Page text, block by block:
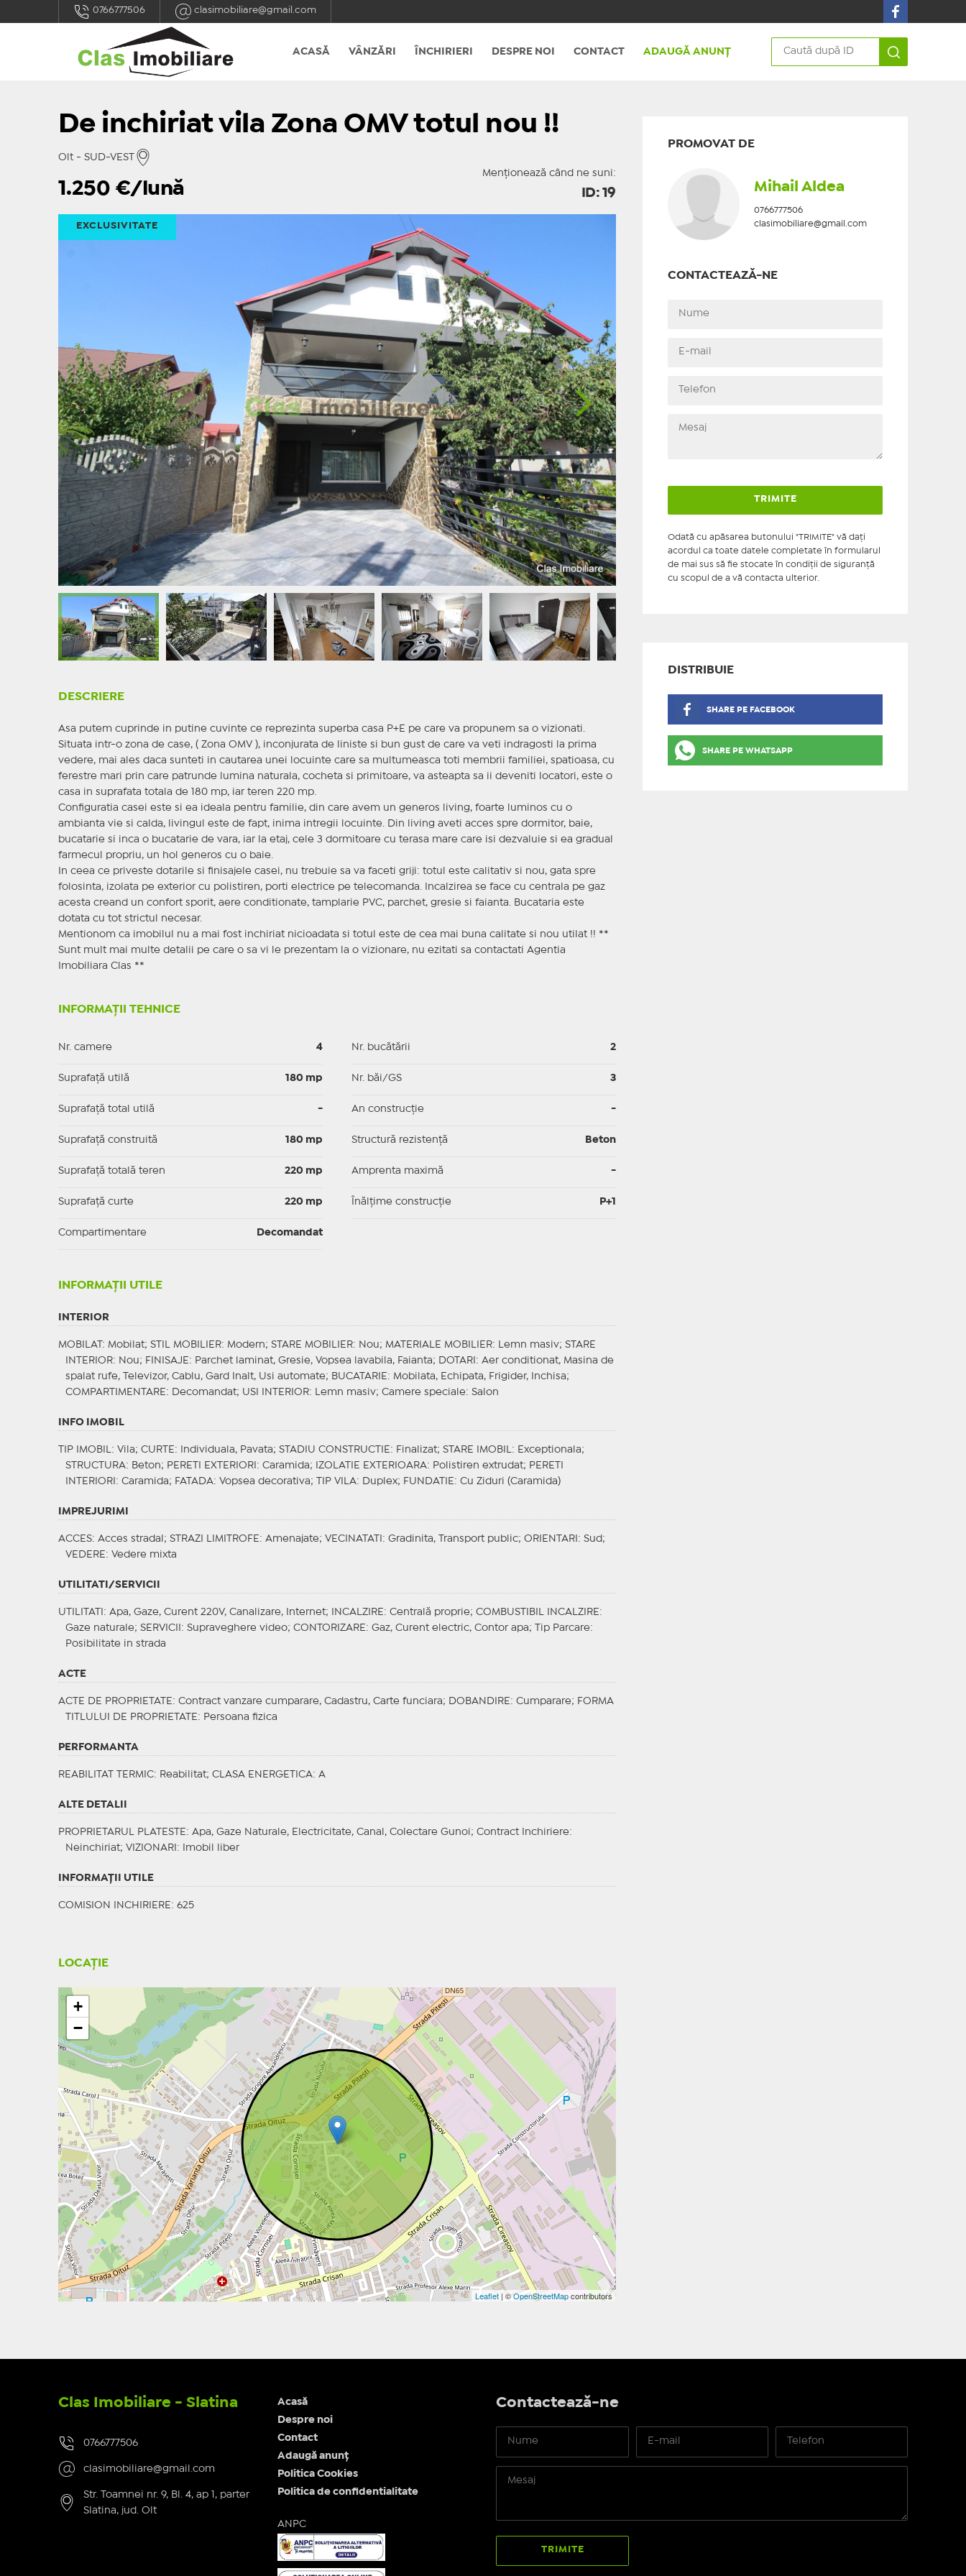
0766777506 clasimobiliare@gmail.com
ACASĂ VÂNZĂRI ÎNCHIRIERI DESPRE NOI CONTACT ADAUGĂ ANUNȚ
De inchiriat vila Zona OMV totul nou !!
Olt - SUD-VEST
Menționează când ne suni:
1.250 €/lună ID: 19
EXCLUSIVITATE
DESCRIERE
Asa putem cuprinde in putine cuvinte ce reprezinta superba casa P+E pe care va propunem sa o vizionati.
Situata intr-o zona de case, ( Zona OMV ), inconjurata de liniste si bun gust de care va veti indragosti la prima
vedere, mai ales daca sunteti in cautarea unei locuinte care sa multumeasca toti membrii familiei, spatioasa, cu
ferestre mari prin care patrunde lumina naturala, cocheta si primitoare, va asteapta sa ii deveniti locatori, este o
casa in suprafata totala de 180 mp, iar teren 220 mp.
Configuratia casei este si ea ideala pentru familie, din care avem un generos living, foarte luminos cu o
ambianta vie si calda, livingul este de fapt, inima intregii locuinte. Din living aveti acces spre dormitor, baie,
bucatarie si inca o bucatarie de vara, iar la etaj, cele 3 dormitoare cu terasa mare care isi dezvaluie si ea gradual
farmecul propriu, un hol generos cu o baie.
In ceea ce priveste dotarile si finisajele casei, nu trebuie sa va faceti griji: totul este calitativ si nou, gata spre
folosinta, izolata pe exterior cu polistiren, porti electrice pe telecomanda. Incalzirea se face cu centrala pe gaz
acesta creand un confort sporit, aere conditionate, tamplarie PVC, parchet, gresie si faianta. Bucataria este
dotata cu tot strictul necesar.
Mentionom ca imobilul nu a mai fost inchiriat nicioadata si totul este de cea mai buna calitate si nou utilat !! **
Sunt mult mai multe detalii pe care o sa vi le prezentam la o vizionare, nu ezitati sa contactati Agentia
Imobiliara Clas **
INFORMAȚII TEHNICE
Nr. camere 4
Suprafaţă utilă 180 mp
Suprafaţă total utilă -
Suprafaţă construită 180 mp
Suprafață totală teren 220 mp
Suprafaţă curte 220 mp
Compartimentare Decomandat
Nr. bucătării 2
Nr. băi/GS 3
An construcție -
Structură rezistență Beton
Amprenta maximă -
Înălțime construcție P+1
INFORMAŢII UTILE
INTERIOR
MOBILAT : Mobilat; STIL MOBILIER: Modern; STARE MOBILIER: Nou; MATERIALE MOBILIER: Lemn masiv; STARE
INTERIOR: Nou; FINISAJE : Parchet laminat, Gresie, Vopsea lavabila, Faianta; DOTARI : Aer conditionat, Masina de
spalat rufe, Televizor, Cablu, Gard Inalt, Usi automate; BUCATARIE : Mobilata, Echipata, Frigider, Inchisa;
COMPARTIMENTARE : Decomandat; USI INTERIOR: Lemn masiv; Camere speciale: Salon
INFO IMOBIL
TIP IMOBIL : Vila; CURTE : Individuala, Pavata; STADIU CONSTRUCTIE : Finalizat; STARE IMOBIL
: Exceptionala;
STRUCTURA: Beton; PERETI EXTERIORI : Caramida; IZOLATIE EXTERIOARA: Polistiren extrudat; PERETI
INTERIORI : Caramida; FATADA: Vopsea decorativa; TIP VILA: Duplex; FUNDATIE : Cu Ziduri (Caramida)
IMPREJURIMI
ACCES: Acces stradal; STRAZI LIMITROFE : Amenajate; VECINATATI : Gradinita, Transport public; ORIENTARI : Sud;
VEDERE : Vedere mixta
UTILITATI/SERVICII
UTILITATI : Apa, Gaze, Curent 220V, Canalizare, Internet; INCALZIRE : Centrală proprie; COMBUSTIBIL INCALZIRE :
Gaze naturale; SERVICII : Supraveghere video; CONTORIZARE : Gaz, Curent electric, Contor apa; Tip Parcare:
Posibilitate in strada
ACTE
ACTE DE PROPRIETATE : Contract vanzare cumparare, Cadastru, Carte funciara; DOBANDIRE : Cumparare; FORMA
TITLULUI DE PROPRIETATE : Persoana fizica
PERFORMANTA
REABILITAT TERMIC: Reabilitat; CLASA ENERGETICA: A
ALTE DETALII
PROPRIETARUL PLATESTE : Apa, Gaze Naturale, Electricitate, Canal, Colectare Gunoi; Contract Inchiriere:
Neinchiriat; VIZIONARI : Imobil liber
INFORMAŢII UTILE
COMISION INCHIRIERE: 625
LOCAȚIE
+
−
Leaflet| ©OpenStreetMapcontributors
PROMOVAT DE
Mihail Aldea
0766777506
clasimobiliare@gmail.com
CONTACTEAZĂ-NE
Odată cu apăsarea butonului "TRIMITE" vă daţi
acordul ca toate datele completate în formularul
de mai sus să fie stocate în condiţii de siguranţă
cu scopul de a vă contacta ulterior.
DISTRIBUIE
SHARE PE FACEBOOK
SHARE PE WHATSAPP
Clas Imobiliare - Slatina
0766777506
clasimobiliare@gmail.com
Str. Toamnei nr. 9, Bl. 4, ap 1, parter
Slatina, jud. Olt
Acasă
Despre noi
Contact
Adaugă anunț
Politica Cookies
Politica de confidentialitate
ANPC
Contactează-ne